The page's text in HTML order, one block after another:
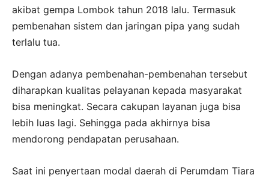
akibat gempa Lombok tahun 2018 lalu. Termasuk
pembenahan sistem dan jaringan pipa yang sudah
terlalu tua.
Dengan adanya pembenahan-pembenahan tersebut
diharapkan kualitas pelayanan kepada masyarakat
bisa meningkat. Secara cakupan layanan juga bisa
lebih luas lagi. Sehingga pada akhirnya bisa
mendorong pendapatan perusahaan.
Saat ini penyertaan modal daerah di Perumdam Tiara